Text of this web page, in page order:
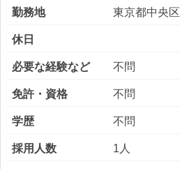
勤務地 東京都中央区
休日
必要な経験など 不問
免許・資格 不問
学歴 不問
採用人数 1人